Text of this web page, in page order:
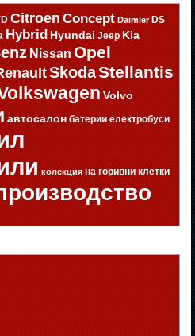
Citroen Concept Daimler DS
Hybrid Hyundai Jeep Kia
Nissan Opel
SkodaStellantis
Volvo
автосалон батерии електробуси
колекция на горивни клетки